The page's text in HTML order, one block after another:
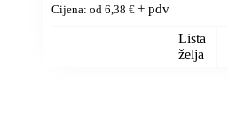
Cijena: od 6,38 € + pdv
Lista
želja